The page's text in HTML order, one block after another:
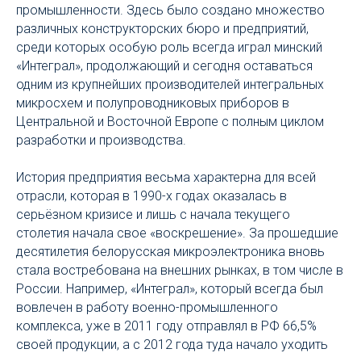
промышленности. Здесь было создано множество
различных конструкторских бюро и предприятий,
среди которых особую роль всегда играл минский
«Интеграл», продолжающий и сегодня оставаться
одним из крупнейших производителей интегральных
микросхем и полупроводниковых приборов в
Центральной и Восточной Европе с полным циклом
разработки и производства.
История предприятия весьма характерна для всей
отрасли, которая в 1990-х годах оказалась в
серьёзном кризисе и лишь с начала текущего
столетия начала свое «воскрешение». За прошедшие
десятилетия белорусская микроэлектроника вновь
стала востребована на внешних рынках, в том числе в
России. Например, «Интеграл», который всегда был
вовлечен в работу военно-промышленного
комплекса, уже в 2011 году отправлял в РФ 66,5%
своей продукции, а с 2012 года туда начало уходить